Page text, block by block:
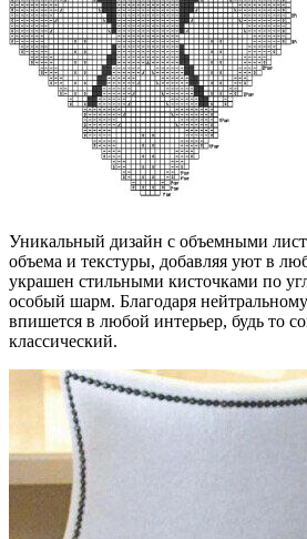
Уникальный дизайн с объемными
объема и текстуры, добавляя уют в
украшен стильными кисточками по
особый шарм. Благодаря
впишется в любой интерьер, будь то
классический.